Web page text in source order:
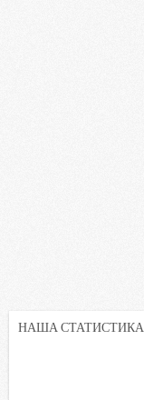
НАША СТАТИСТИКА